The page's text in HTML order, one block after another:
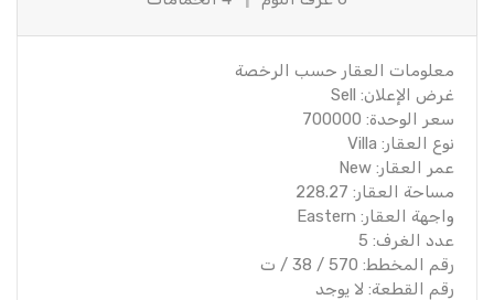
معلومات العقار حسب الرخصة
غرض الإعلان: Sell
سعر الوحدة: 700000
نوع العقار: Villa
عمر العقار: New
مساحة العقار: 228.27
واجهة العقار: Eastern
عدد الغرف: 5
رقم المخطط: 570 / 38 / ت
رقم القطعة: لا يوجد